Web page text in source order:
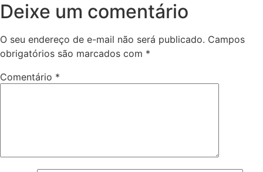
Deixe um comentário
O seu endereço de e-mail não será publicado. Campos
obrigatórios são marcados com *
Comentário *